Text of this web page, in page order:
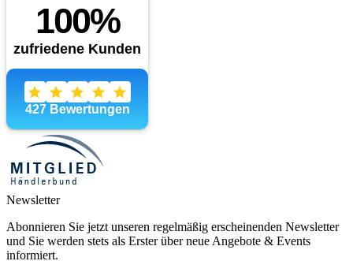
Newsletter
Abonnieren Sie jetzt unseren regelmäßig erscheinenden Newsletter
und Sie werden stets als Erster über neue Angebote & Events
informiert.